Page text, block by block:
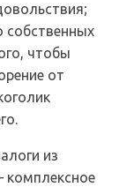
собственных
чтобы
от
из
комплексное